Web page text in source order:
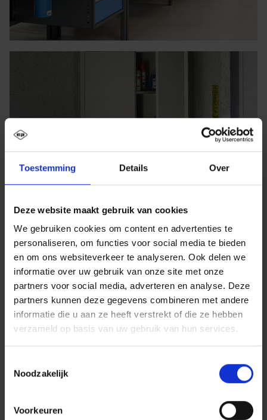
Toestemming Details Over
Deze website maakt gebruik van cookies
We gebruiken cookies om content en advertenties te
personaliseren, om functies voor social media te bieden
en om ons websiteverkeer te analyseren. Ook delen we
informatie over uw gebruik van onze site met onze
partners voor social media, adverteren en analyse. Deze
partners kunnen deze gegevens combineren met andere
informatie die u aan ze heeft verstrekt of die ze hebben
verzameld op basis van uw gebruik van hun services.
Noodzakelijk
Voorkeuren